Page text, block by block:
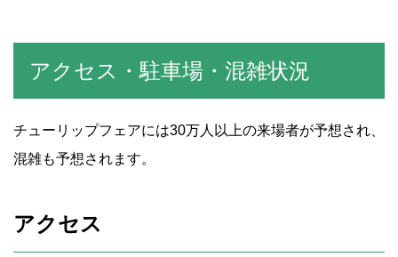
アクセス・駐車場・混雑状況
チューリップフェアには30万人以上の来場者が予想され、
混雑も予想されます。
アクセス